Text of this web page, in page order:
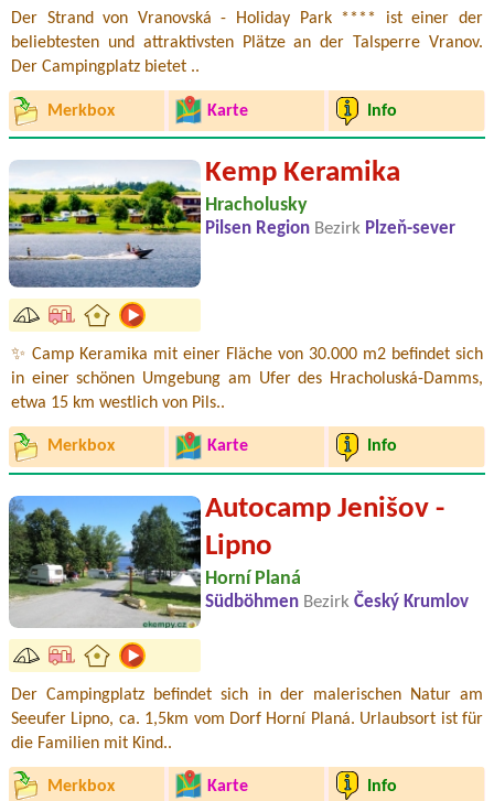
Der Strand von Vranovská - Holiday Park **** ist einer der
beliebtesten und attraktivsten Plätze an der Talsperre Vranov.
Der Campingplatz bietet ..
Merkbox Karte Info
Kemp Keramika
Hracholusky
Pilsen Region Bezirk Plzeň-sever
✨ Camp Keramika mit einer Fläche von 30.000 m2 befindet sich
in einer schönen Umgebung am Ufer des Hracholuská-Damms,
etwa 15 km westlich von Pils..
Merkbox Karte Info
Autocamp Jenišov -
Lipno
Horní Planá
Südböhmen Bezirk Český Krumlov
Der Campingplatz befindet sich in der malerischen Natur am
Seeufer Lipno, ca. 1,5km vom Dorf Horní Planá. Urlaubsort ist für
die Familien mit Kind..
Merkbox Karte Info